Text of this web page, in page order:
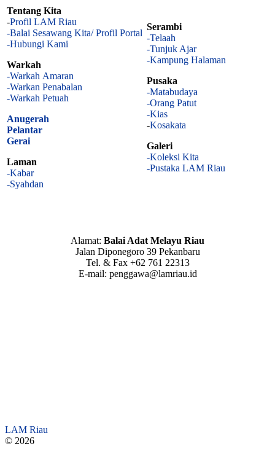
Tentang Kita
-Profil LAM Riau
-Balai Sesawang Kita/ Profil Portal
-Hubungi Kami
Warkah
-Warkah Amaran
-Warkan Penabalan
-Warkah Petuah
Anugerah
Pelantar
Gerai
Laman
-Kabar
-Syahdan
Serambi
-Telaah
-Tunjuk Ajar
-Kampung Halaman
Pusaka
-Matabudaya
-Orang Patut
-Kias
-Kosakata
Galeri
-Koleksi Kita
-Pustaka LAM Riau
Alamat: Balai Adat Melayu Riau
Jalan Diponegoro 39 Pekanbaru
Tel. & Fax +62 761 22313
E-mail: penggawa@lamriau.id
LAM Riau
© 2026